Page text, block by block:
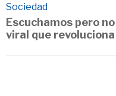
Sociedad
Escuchamos pero
viral que